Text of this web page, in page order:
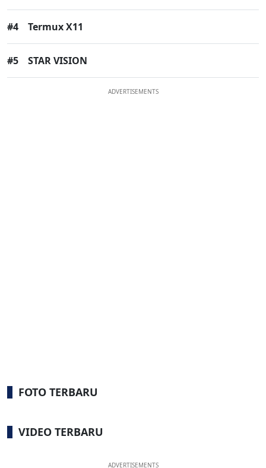
#4 Termux X11
#5 STAR VISION
ADVERTISEMENTS
FOTO TERBARU
VIDEO TERBARU
ADVERTISEMENTS